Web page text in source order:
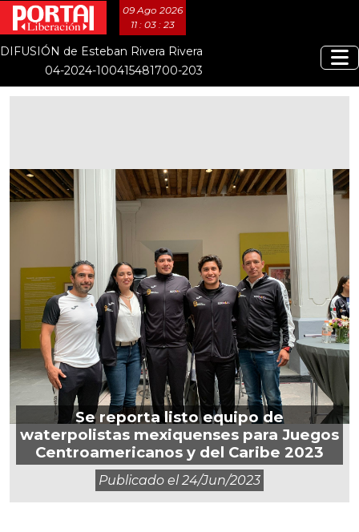
09 Ago 2026
11 : 03 : 23
DIFUSIÓN de Esteban Rivera Rivera
04-2024-100415481700-203
Se reporta listo equipo de
waterpolistas mexiquenses para Juegos
Centroamericanos y del Caribe 2023
Publicado el24/jun/2023